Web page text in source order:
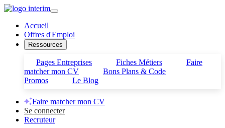
Accueil
Offres d'Emploi
Ressources
Pages Entreprises Fiches Métiers
Faire
matcher mon CV
Bons Plans & Code
Promos
Le Blog
Faire matcher mon CV
Se connecter
Recruteur